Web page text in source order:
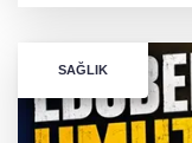
SAĞLIK